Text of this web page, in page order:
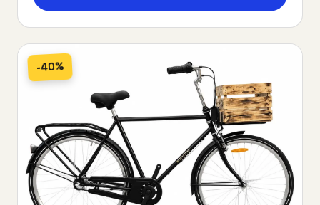
-40%